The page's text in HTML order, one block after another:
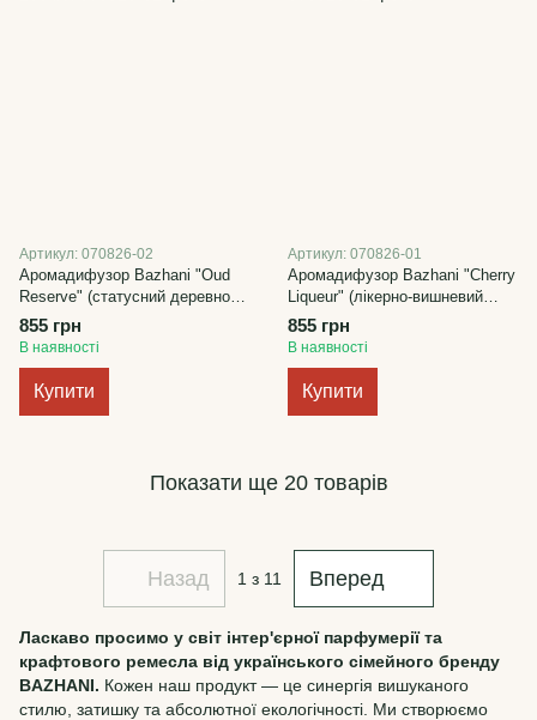
Артикул: 070826-02
Аромадифузор Bazhani "Oud
Reserve" (статусний деревно-
пряний аромат), 100 мл
855 грн
В наявності
Купити
Артикул: 070826-01
Аромадифузор Bazhani "Cherry
Liqueur" (лікерно-вишневий
аромат), 100 мл
855 грн
В наявності
Купити
Показати ще 20 товарів
Назад 1 з 11 Вперед
Ласкаво просимо у світ інтер'єрної парфумерії та
крафтового ремесла від українського сімейного бренду
BAZHANI. Кожен наш продукт — це синергія вишуканого
стилю, затишку та абсолютної екологічності. Ми створюємо